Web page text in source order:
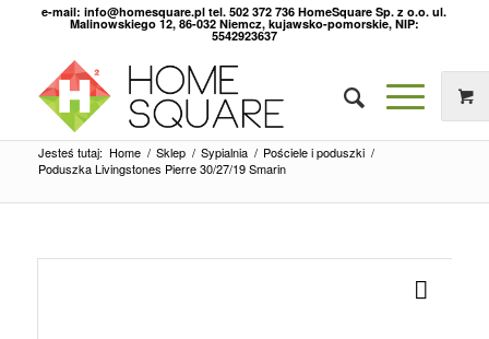
e-mail: info@homesquare.pl tel. 502 372 736 HomeSquare Sp. z o.o. ul.
Malinowskiego 12, 86-032 Niemcz, kujawsko-pomorskie, NIP:
5542923637
Jesteś tutaj: Home / Sklep / Sypialnia / Pościele i poduszki /
Poduszka Livingstones Pierre 30/27/19 Smarin